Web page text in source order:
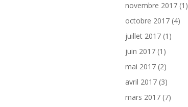
novembre 2017 (1)
octobre 2017 (4)
juillet 2017 (1)
juin 2017 (1)
mai 2017 (2)
avril 2017 (3)
mars 2017 (7)